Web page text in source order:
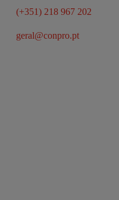
(+351) 218 967 202
geral@conpro.pt